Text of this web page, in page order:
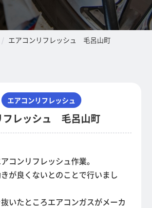
エアコンリフレッシュ 毛呂山町
エアコンリフレッシュ
フレッシュ 毛呂山町
コンリフレッシュ作業。
が良くないとのことで行いまし
いたところエアコンガスがメーカ